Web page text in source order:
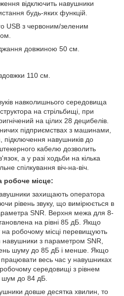
відключить навушники
будь-яких функцій.
USB з червоним/зеленим
довжиною 50 см.
110 см.
навколишнього середовища
на стрільбищі, при
на цілих 28 децибелів.
підприємствах з машинами,
навушників до
кабелю дозволить
а у разі ходьби на кілька
спілкування віч-на-віч.
робоче місце:
захищають оператора
рівень звуку, що вимірюється в
SNR. Верхня межа для 8-
на рівні 85 дБ. Якщо
робочому місці перевищують
з параметром SNR,
шуму до 85 дБ і менше. Якщо
весь час у навушниках
середовищі з рівнем
до 84 дБ.
довше десятка хвилин, то